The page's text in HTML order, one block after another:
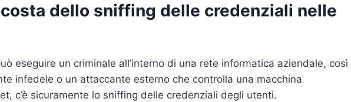
dello sniffing delle credenziali nelle
eseguire un criminale all’interno di una rete informatica aziendale, così
infedele o un attaccante esterno che controlla una macchina
c’è sicuramente lo sniffing delle credenziali degli utenti.